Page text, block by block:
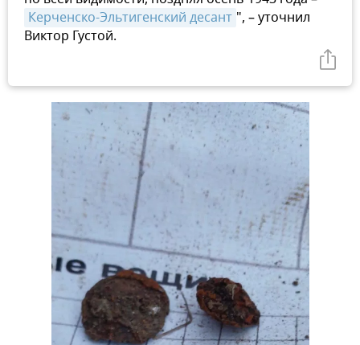
Керченско-Эльтигенский десант ", – уточнил
Виктор Густой.